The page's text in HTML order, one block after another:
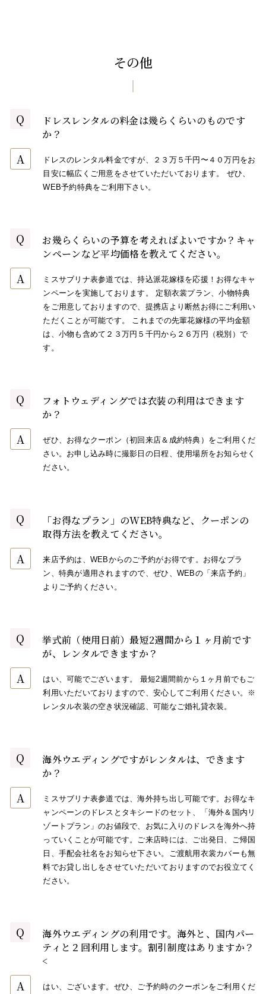
その他
Q
ドレスレンタルの料金は幾らくらいのものです
か？
A
ドレスのレンタル料金ですが、２３万５千円〜４０万円をお
目安に幅広くご用意をさせていただいております。 ぜひ、
WEB予約特典をご利用下さい。
Q
お幾らくらいの予算を考えればよいですか？キャ
ンペーンなど平均価格を教えてください。
A
ミスサブリナ表参道では、持込派花嫁様を応援！お得なキャ
ンペーンを実施しております。 定額衣裳プラン、小物特典
をご用意しておりますので、提携店より断然お得にご利用い
ただくことが可能です。 これまでの先輩花嫁様の平均金額
は、小物も含めて２３万円５千円から２６万円（税別）で
す。
Q
フォトウェディングでは衣装の利用はできます
か？
A
ぜひ、お得なクーポン（初回来店＆成約特典）をご利用くだ
さい。お申し込み時に撮影日の日程、使用場所をお知らせく
ださい。
Q
「お得なプラン」のWEB特典など、クーポンの
取得方法を教えてください。
A
来店予約は、WEBからのご予約がお得です。お得なプラ
ン、特典が適用されますので、ぜひ、WEBの「来店予約」
よりご予約ください。
Q
挙式前（使用日前）最短2週間から１ヶ月前です
が、レンタルできますか？
A
はい、可能でございます。 最短2週間前から１ヶ月前でもご
利用いただいておりますので、安心してご利用ください。※
レンタル衣装の空き状況確認、可能なご婚礼貸衣装。
Q
海外ウエディングですがレンタルは、できます
か？
A
ミスサブリナ表参道では、海外持ち出し可能です。お得なキ
ャンペーンのドレスとタキシードのセット、「海外＆国内リ
ゾートプラン」のお値段で、お気に入りのドレスを海外へ持
っていくことが可能です。ご来店時には、ご出発日、ご帰国
日、手配会社名をお知らせ下さい。ご渡航用衣裳カバーも無
料でお貸し出しをさせていただいておりますのでお役立てく
ださい。
Q
海外ウエディングの利用です。海外と、国内パー
ティと２回利用します。割引制度はありますか？
<
A
はい、ございます。ぜひ、ご予約時のクーポンをご利用くだ